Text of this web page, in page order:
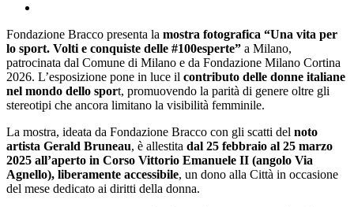
Fondazione Bracco presenta la mostra fotografica “Una vita per
lo sport. Volti e conquiste delle #100esperte” a Milano,
patrocinata dal Comune di Milano e da Fondazione Milano Cortina
2026. L’esposizione pone in luce il contributo delle donne italiane
nel mondo dello sport, promuovendo la parità di genere oltre gli
stereotipi che ancora limitano la visibilità femminile.
La mostra, ideata da Fondazione Bracco con gli scatti del noto
artista Gerald Bruneau, è allestita dal 25 febbraio al 25 marzo
2025 all’aperto in Corso Vittorio Emanuele II (angolo Via
Agnello), liberamente accessibile, un dono alla Città in occasione
del mese dedicato ai diritti della donna.